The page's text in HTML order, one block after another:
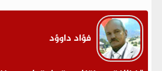
فؤاد داوؤد